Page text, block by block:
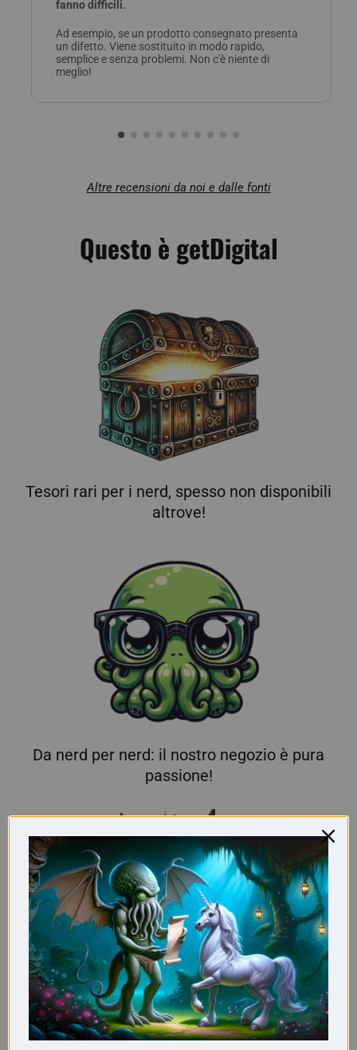
fanno difficili.
Ad esempio, se un prodotto consegnato presenta
un difetto. Viene sostituito in modo rapido,
semplice e senza problemi. Non c'è niente di
meglio!
Altre recensioni da noi e dalle fonti
Questo è getDigital
Tesori rari per i nerd, spesso non disponibili
altrove!
Da nerd per nerd: il nostro negozio è pura
passione!
Qui troverai regali davvero originali per i
nerd.